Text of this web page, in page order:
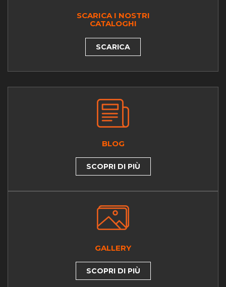
SCARICA I NOSTRI
CATALOGHI
SCARICA
BLOG
SCOPRI DI PIÙ
GALLERY
SCOPRI DI PIÙ